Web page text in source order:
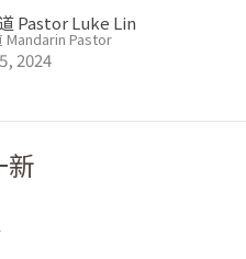
Pastor Luke Lin
Mandarin Pastor
2024
新